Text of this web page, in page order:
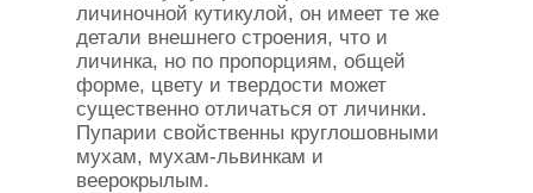
личиночной кутикулой, он имеет те же
детали внешнего строения, что и
личинка, но по пропорциям, общей
форме, цвету и твердости может
существенно отличаться от личинки.
Пупарии свойственны круглошовными
мухам, мухам-львинкам и
веерокрылым.